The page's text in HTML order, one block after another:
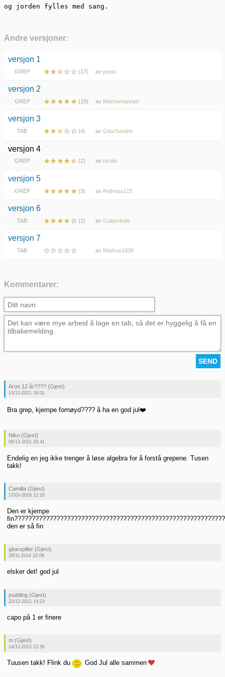
og jorden fylles med sang.
Andre versjoner:
versjon 1
GREP (17) av pepsi
versjon 2
GREP (19) av Machomannen
versjon 3
TAB (4) av GitarSondre
versjon 4
GREP (2) av renati
versjon 5
GREP (3) avAndreas123
versjon 6
TAB (2) av Guitardude
versjon 7
TAB av Markus1008
Kommentarer:
Aron 12 år???? (Gjest)
13/12-2021 18:01
Bra grep, kjempe fornøyd???? å ha en god jul❤️
Niko (Gjest)
06/12-2021 20:41
Endelig en jeg ikke trenger å løse algebra for å forstå grepene. Tusen
takk!
Camilla (Gjest)
17/03-2019 12:16
Den er kjempe
den er så fin
gitarspiller (Gjest)
29/11-2014 22:06
elsker det! god jul
pudding (Gjest)
23/12-2012 14:23
capo på 1 er finere
m (Gjest)
14/12-2012 22:56
Tuusen takk! Flink du God Jul alle sammen